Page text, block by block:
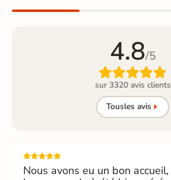
4.8/5

sur 3320 avis clients
Tousles avis
Nous avons eu un bon accueil,